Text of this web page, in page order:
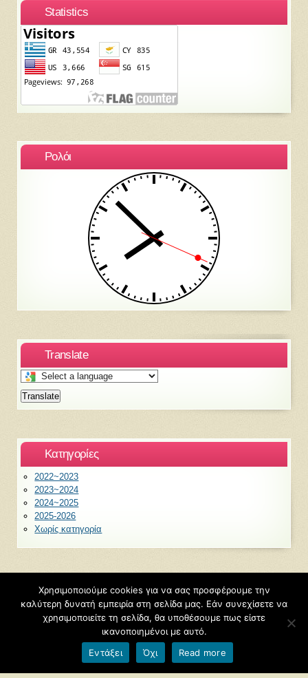
Statistics
Ρολόι
Translate
Select
a
language
this
Translate
Kατηγορίες
2022~2023
2023~2024
2024~2025
2025-2026
Χωρίς κατηγορία
©2026 6ο Νηπιαγωγείο Ξάνθης
Φιλοξενείται απόBlogs.sch.gr
Όροι χρήσης blogs.sch.gr|Δήλωση προσβασιμότητας
Χρησιμοποιούμε cookies για να σας προσφέρουμε την
καλύτερη δυνατή εμπειρία στη σελίδα μας. Εάν συνεχίσετε να
χρησιμοποιείτε τη σελίδα, θα υποθέσουμε πως είστε
ικανοποιημένοι με αυτό.
Εντάξει
Όχι Read more